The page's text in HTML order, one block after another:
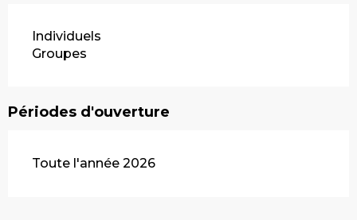
Individuels
Groupes
Périodes d'ouverture
Toute l'année 2026